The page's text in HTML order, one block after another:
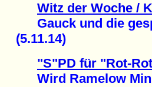
Witz der Woche /
Gauck und die
(5.11.14)
"S"PD für "Rot-
Wird Ramelow